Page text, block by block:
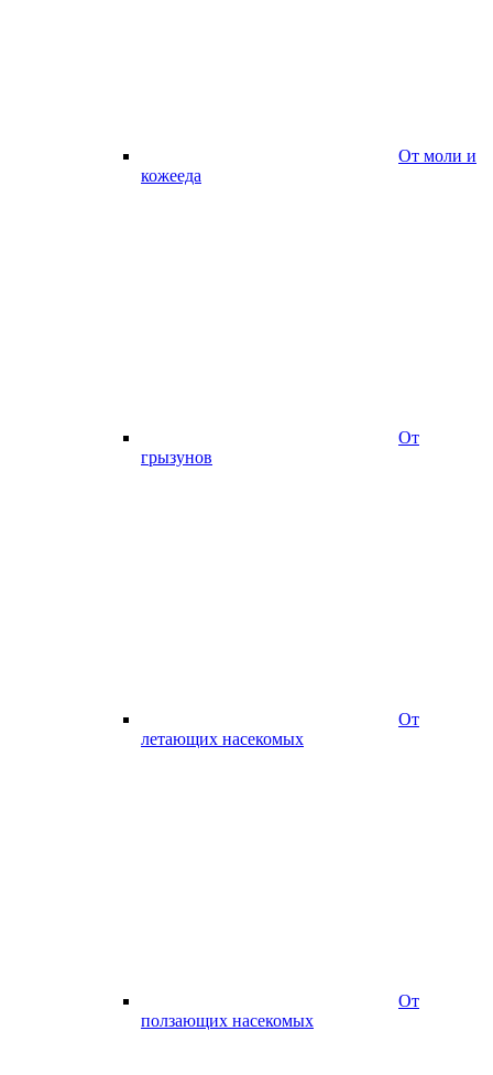
От моли и
кожееда
От
грызунов
От
летающих насекомых
От
ползающих насекомых